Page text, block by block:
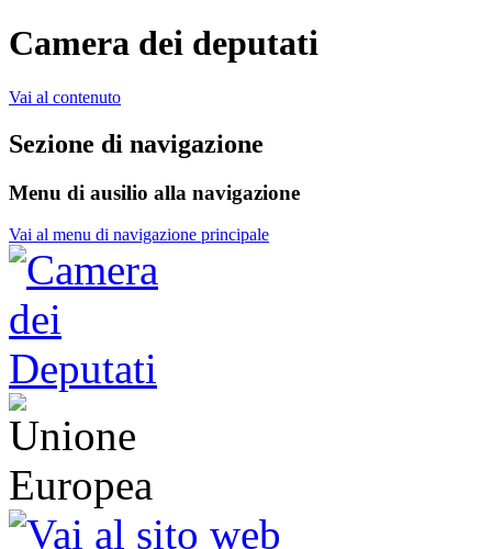
Camera dei deputati
Vai al contenuto
Sezione di navigazione
Menu di ausilio alla navigazione
Vai al menu di navigazione principale